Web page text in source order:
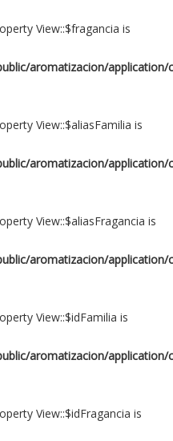
View::$fragancia is
aromatizacion/application/
View::$aliasFamilia is
aromatizacion/application/
View::$aliasFragancia is
aromatizacion/application/
View::$idFamilia is
aromatizacion/application/
View::$idFragancia is